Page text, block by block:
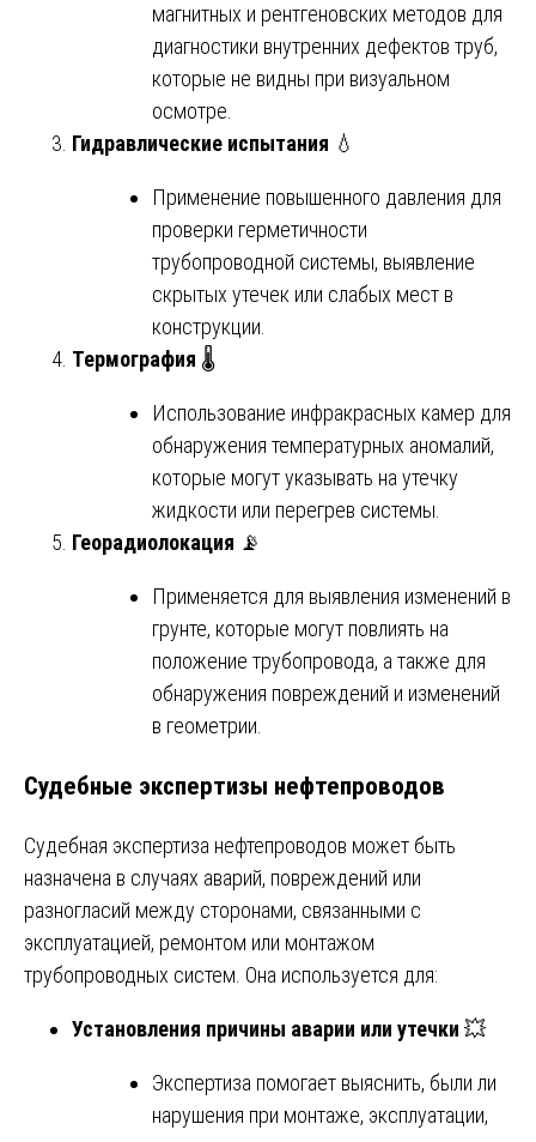
магнитных и рентгеновских методов для
диагностики внутренних дефектов труб,
которые не видны при визуальном
осмотре.
Гидравлические испытания 💧
Применение повышенного давления для
проверки герметичности
трубопроводной системы, выявление
скрытых утечек или слабых мест в
конструкции.
Термография 🌡️
Использование инфракрасных камер для
обнаружения температурных аномалий,
которые могут указывать на утечку
жидкости или перегрев системы.
Георадиолокация 📡
Применяется для выявления изменений в
грунте, которые могут повлиять на
положение трубопровода, а также для
обнаружения повреждений и изменений
в геометрии.
Судебные экспертизы нефтепроводов
Судебная экспертиза нефтепроводов может быть
назначена в случаях аварий, повреждений или
разногласий между сторонами, связанными с
эксплуатацией, ремонтом или монтажом
трубопроводных систем. Она используется для:
Установления причины аварии или утечки 💥
Экспертиза помогает выяснить, были ли
нарушения при монтаже, эксплуатации,